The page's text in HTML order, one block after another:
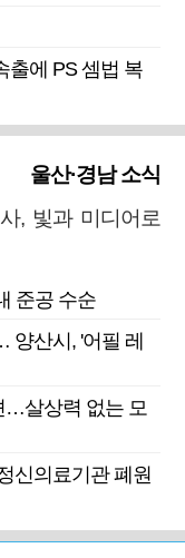
에 PS 셈법 복
울산·경남 소식
, 빛과 미디어로
준공 수순
산시, '어필 레
…살상력 없는 모
신의료기관 폐원